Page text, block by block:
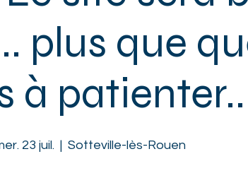
plus que
à
23 juil.
  |
Sotteville-lès-Rouen